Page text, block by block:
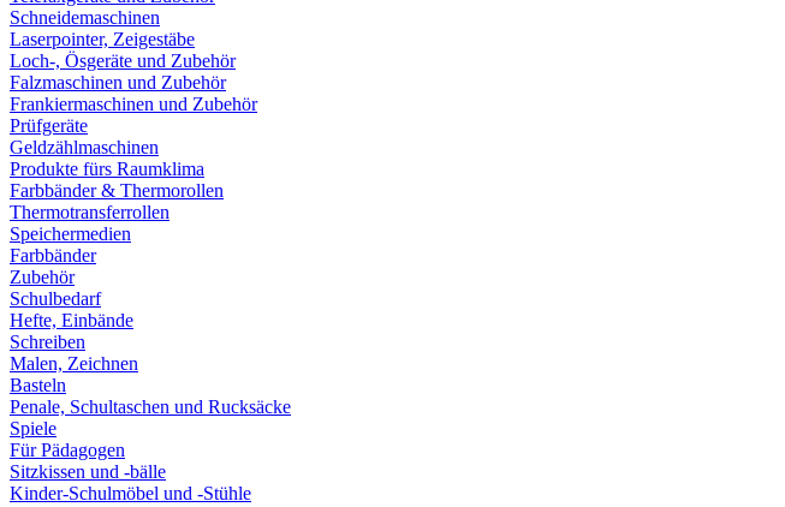
Schneidemaschinen
Laserpointer, Zeigestäbe
Loch-, Ösgeräte und Zubehör
Falzmaschinen und Zubehör
Frankiermaschinen und Zubehör
Prüfgeräte
Geldzählmaschinen
Produkte fürs Raumklima
Farbbänder & Thermorollen
Thermotransferrollen
Speichermedien
Farbbänder
Zubehör
Schulbedarf
Hefte, Einbände
Schreiben
Malen, Zeichnen
Basteln
Penale, Schultaschen und Rucksäcke
Spiele
Für Pädagogen
Sitzkissen und -bälle
Kinder-Schulmöbel und -Stühle